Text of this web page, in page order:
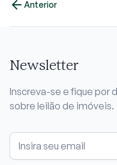
Anterior
Newsletter
Inscreva-se e fique por
sobre leilão de imóveis.